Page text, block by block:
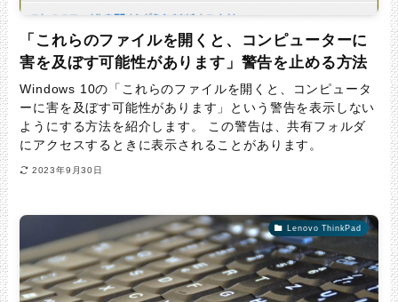
「これらのファイルを開くと、コンピューターに
害を及ぼす可能性があります」警告を止める方法
Windows 10の「これらのファイルを開くと、コンピュータ
ーに害を及ぼす可能性があります」という警告を表示しない
ようにする方法を紹介します。 この警告は、共有フォルダ
にアクセスするときに表示されることがあります。
2023年9月30日
Lenovo ThinkPad